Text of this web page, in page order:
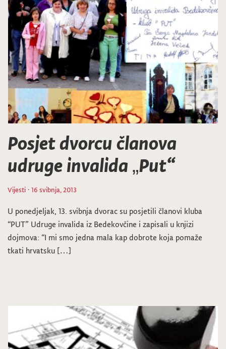
Posjet dvorcu članova
udruge invalida „Put“
Vijesti · 16 svibnja, 2013
U ponedjeljak, 13. svibnja dvorac su posjetili članovi kluba
“PUT” Udruge invalida iz Bedekovčine i zapisali u knjizi
dojmova: “I mi smo jedna mala kap dobrote koja pomaže
tkati hrvatsku […]